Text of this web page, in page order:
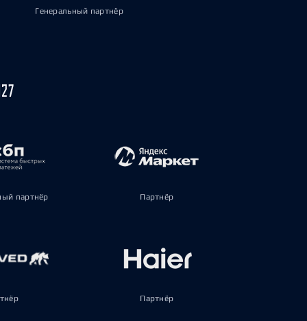
Генеральный партнёр
партнёр Партнёр
Партнёр